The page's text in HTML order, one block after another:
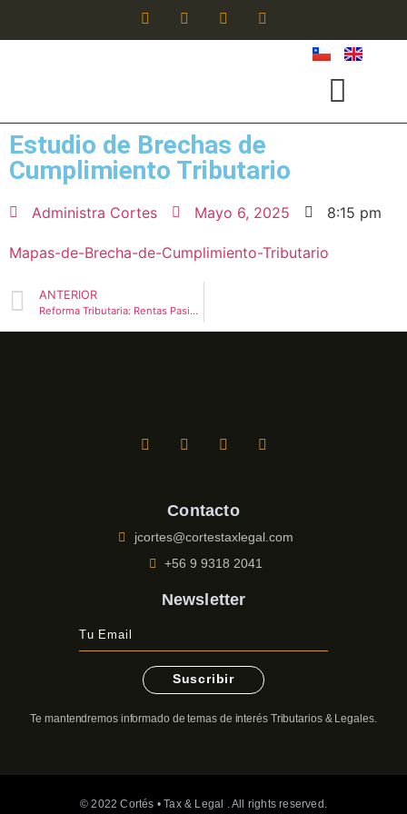
Estudio de Brechas de
Cumplimiento Tributario
Administra Cortes Mayo 6, 2025 8:15 pm
Mapas-de-Brecha-de-Cumplimiento-Tributario
ANTERIOR
Reforma Tributaria: Rentas Pasivas
Contacto
jcortes@cortestaxlegal.com
+56 9 9318 2041
Newsletter
Suscribir
Te mantendremos informado de temas de interés Tributarios & Legales.
© 2022 Cortés • Tax & Legal . All rights reserved.